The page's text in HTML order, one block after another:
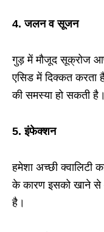
4. जलन व सूजन
गुड़ में मौजूद सूक्रोज
एसिड में दिक्कत
की समस्या हो सकती है।
5. इंफेक्शन
हमेशा अच्छी क्वालिटी
के कारण इसको खाने से
है।